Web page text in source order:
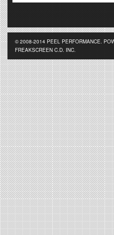
© 2008-2014 PEEL PERFORMANCE.
FREAKSCREEN C.D. INC.